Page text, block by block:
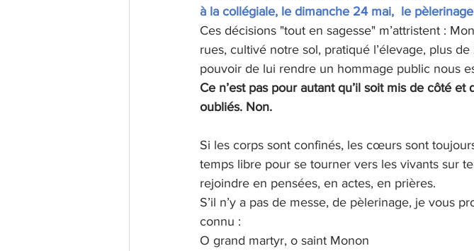
à la collégiale, le dimanche 24 mai, le
Ces décisions "tout en sagesse" m’attristent :
rues, cultivé notre sol, pratiqué l’élevage, plus
pouvoir de lui rendre un hommage public nous
Ce n’est pas pour autant qu’il soit mis de côté
oubliés. Non.
Si les corps sont confinés, les cœurs sont
temps libre pour se tourner vers les vivants sur
rejoindre en pensées, en actes, en prières.
S’il n’y a pas de messe, de pèlerinage, je vous
connu :
O grand martyr, o saint Monon